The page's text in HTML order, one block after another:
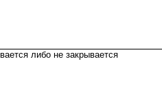
либо не закрывается